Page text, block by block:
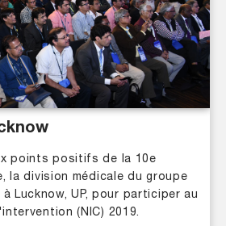
points positifs de la 10e
la division médicale du groupe
Lucknow, UP, pour participer au
(NIC) 2019.